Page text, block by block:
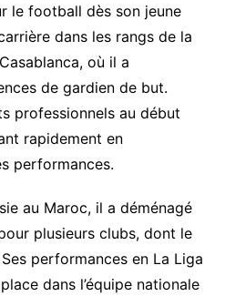
le football dès son jeune
dans les rangs de la
où il a
de gardien de but.
professionnels au début
rapidement en
performances.
au Maroc, il a déménagé
plusieurs clubs, dont le
performances en La Liga
dans l’équipe nationale